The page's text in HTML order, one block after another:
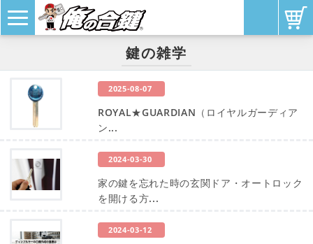
鍵の雑学
2025-08-07
ROYAL★GUARDIAN（ロイヤルガーディア
ン...
2024-03-30
家の鍵を忘れた時の玄関ドア・オートロック
を開ける方...
2024-03-12